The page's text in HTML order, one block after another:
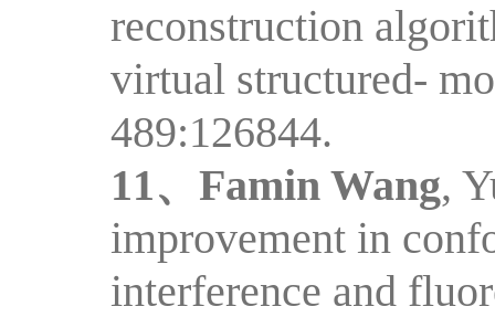
reconstruction
virtual structured-
489:126844.
11、 Famin Wang,
improvement in
interference and